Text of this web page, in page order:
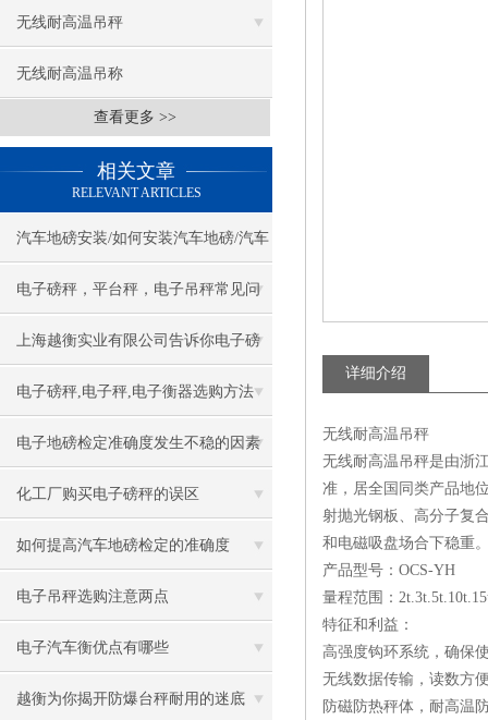
无线耐高温吊秤
无线耐高温吊称
查看更多 >>
相关文章
RELEVANT ARTICLES
汽车地磅安装/如何安装汽车地磅/汽车
地磅安装步骤
电子磅秤，平台秤，电子吊秤常见问
题及处理方案
上海越衡实业有限公司告诉你电子磅
秤防雷方法
电子磅秤,电子秤,电子衡器选购方法
电子地磅检定准确度发生不稳的因素
化工厂购买电子磅秤的误区
如何提高汽车地磅检定的准确度
电子吊秤选购注意两点
电子汽车衡优点有哪些
越衡为你揭开防爆台秤耐用的迷底
详细介绍
无线耐高温吊秤
无线耐高温吊秤是由浙
准，居全国同类产品地
射抛光钢板、高分子复
和电磁吸盘场合下稳重
产品型号：OCS-YH
量程范围：
特征和利益：
高强度钩环系统，确保
无线数据传输，读数方
防磁防热秤体，耐高温